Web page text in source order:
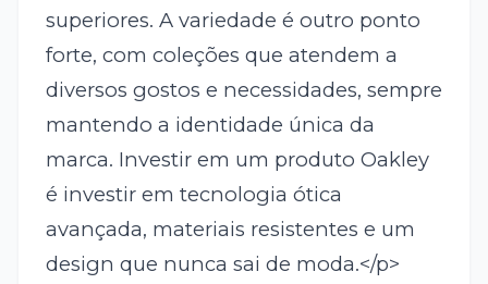
superiores. A variedade é outro ponto
forte, com coleções que atendem a
diversos gostos e necessidades, sempre
mantendo a identidade única da
marca. Investir em um produto Oakley
é investir em tecnologia ótica
avançada, materiais resistentes e um
design que nunca sai de moda.</p>